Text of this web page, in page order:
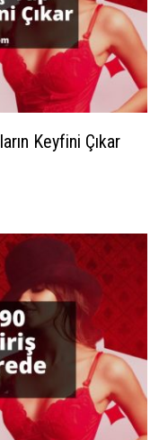
Keyfini Çıkar